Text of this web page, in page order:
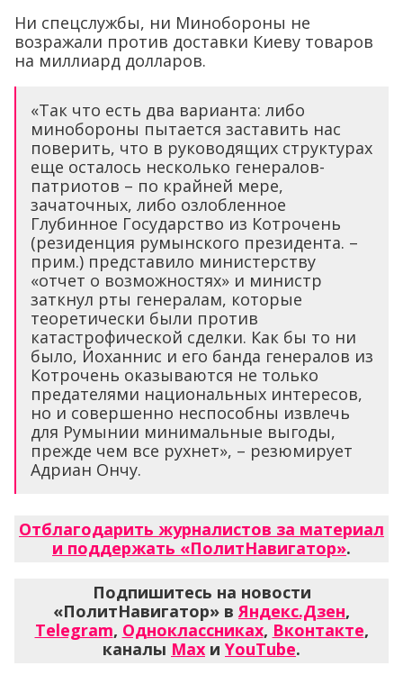
Ни спецслужбы, ни Минобороны не
возражали против доставки Киеву товаров
на миллиард долларов.
«Так что есть два варианта: либо
минобороны пытается заставить нас
поверить, что в руководящих структурах
еще осталось несколько генералов-
патриотов – по крайней мере,
зачаточных, либо озлобленное
Глубинное Государство из Котрочень
(резиденция румынского президента. –
прим.) представило министерству
«отчет о возможностях» и министр
заткнул рты генералам, которые
теоретически были против
катастрофической сделки. Как бы то ни
было, Йоханнис и его банда генералов из
Котрочень оказываются не только
предателями национальных интересов,
но и совершенно неспособны извлечь
для Румынии минимальные выгоды,
прежде чем все рухнет», – резюмирует
Адриан Ончу.
Отблагодарить журналистов за материал
и поддержать «ПолитНавигатор».
Подпишитесь на новости
«ПолитНавигатор» вЯндекс.Дзен,
Telegram, Одноклассниках, Вконтакте,
каналы Max и YouTube.